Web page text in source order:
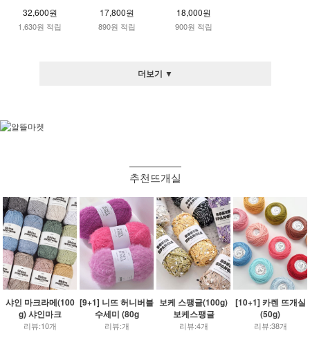
32,600원
1,630원 적립
17,800원
890원 적립
18,000원
900원 적립
더보기 ▼
추천뜨개실
샤인 마크라메(100
g) 샤인마크
리뷰:10개
[9+1] 니뜨 허니버블
수세미 (80g
리뷰:개
보케 스팽글(100g)
보케스팽글
리뷰:4개
[10+1] 카렌 뜨개실
(50g)
리뷰:38개